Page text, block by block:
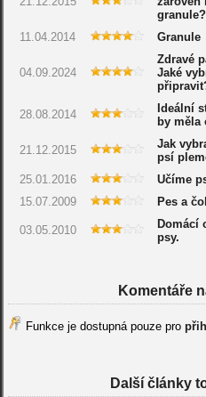
granule?
11.04.2014 Granule
04.09.2024
Zdravé
Jaké
28.08.2014
Ideální
by měla
21.12.2015
Jak
psí
25.01.2016 Učíme
15.07.2009
Pes a
03.05.2010
Domácí
psy.
Komentáře
Funkce je dostupná pouze pro
Další články